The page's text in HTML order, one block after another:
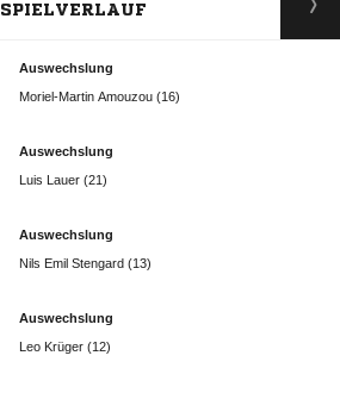
SPIELVERLAUF
Auswechslung
  
Auswechslung
  
Auswechslung
   
Auswechslung
  